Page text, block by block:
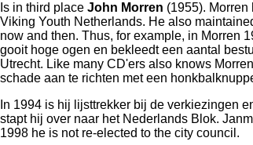
Is in third place John Morren (1955).
Viking Youth Netherlands. He also
now and then. Thus, for example, in Morren
gooit hoge ogen en bekleedt een aantal
Utrecht. Like many CD'ers also knows
schade aan te richten met een
In 1994 is hij lijsttrekker bij de verkiezingen
stapt hij over naar het Nederlands Blok.
1998 he is not re-elected to the city council.